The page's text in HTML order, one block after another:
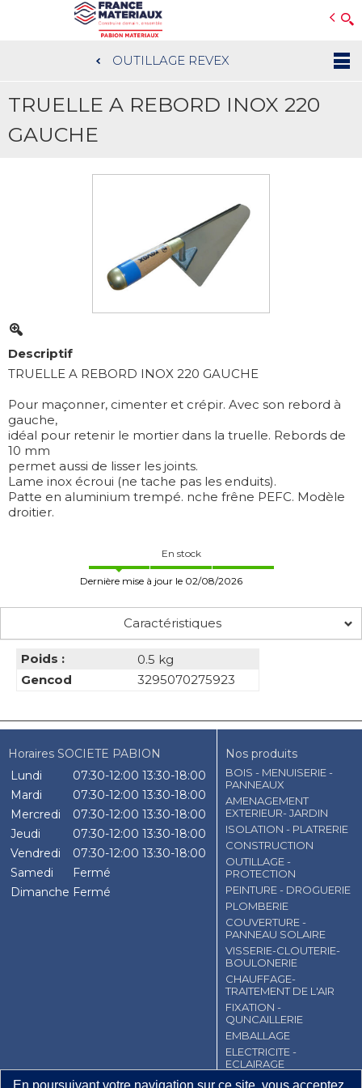
En poursuivant votre navigation sur ce site, vous acceptez
au
contenu
OUTILLAGE REVEX
TRUELLE A REBORD INOX 220
GAUCHE
Descriptif
TRUELLE A REBORD INOX 220 GAUCHE
Pour maçonner, cimenter et crépir. Avec son rebord à
gauche,
idéal pour retenir le mortier dans la truelle. Rebords de
10 mm
permet aussi de lisser les joints.
Lame inox écroui (ne tache pas les enduits).
Patte en aluminium trempé. nche frêne PEFC. Modèle
droitier.
En stock
Dernière mise à jour le 02/08/2026
Caractéristiques
Poids :
0.5 kg
Gencod
3295070275923
Horaires SOCIETE PABION
Lundi
07:30-12:00 13:30-18:00
Mardi
07:30-12:00 13:30-18:00
Mercredi
07:30-12:00 13:30-18:00
Jeudi
07:30-12:00 13:30-18:00
Vendredi
07:30-12:00 13:30-18:00
Samedi
Fermé
Dimanche Fermé
Nos produits
BOIS - MENUISERIE -
PANNEAUX
AMENAGEMENT
EXTERIEUR- JARDIN
ISOLATION - PLATRERIE
CONSTRUCTION
OUTILLAGE -
PROTECTION
PEINTURE - DROGUERIE
PLOMBERIE
COUVERTURE -
PANNEAU SOLAIRE
VISSERIE-CLOUTERIE-
BOULONERIE
CHAUFFAGE-
TRAITEMENT DE L'AIR
FIXATION -
QUNCAILLERIE
EMBALLAGE
ELECTRICITE -
ECLAIRAGE